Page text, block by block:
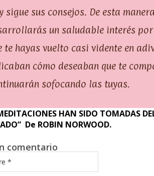
sigue sus consejos. De esta
un saludable interés
te hayas vuelto casi vidente en
cómo deseaban que te
sofocando las tuyas.
HAN SIDO TOMADAS
De ROBIN NORWOOD.
comentario